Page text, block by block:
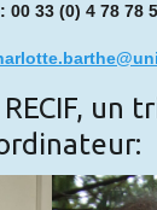
00 33 (0) 4 78 78
un